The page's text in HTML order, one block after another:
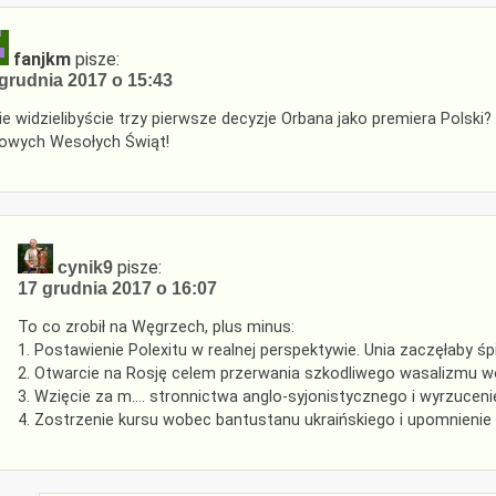
fanjkm pisze:
2017 o 15:43
widzielibyście trzy pierwsze decyzje Orbana jako premiera Polski?
Wesołych Świąt!
cynik9 pisze:
17 grudnia 2017 o 16:07
To co zrobił na Węgrzech, plus minus:
1. Postawienie Polexitu w realnej perspektywie. Unia zaczęłaby
2. Otwarcie na Rosję celem przerwania szkodliwego wasalizmu
3. Wzięcie za m…. stronnictwa anglo-syjonistycznego i
4. Zostrzenie kursu wobec bantustanu ukraińskiego i